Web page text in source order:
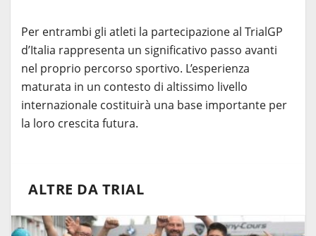
Per entrambi gli atleti la partecipazione al TrialGP
d’Italia rappresenta un significativo passo avanti
nel proprio percorso sportivo. L’esperienza
maturata in un contesto di altissimo livello
internazionale costituirà una base importante per
la loro crescita futura.
ALTRE DA TRIAL